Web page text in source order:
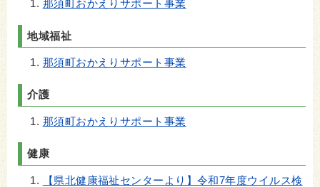
那須町おかえりサポート事業
地域福祉
那須町おかえりサポート事業
介護
那須町おかえりサポート事業
健康
【県北健康福祉センターより】令和7年度ウイルス検